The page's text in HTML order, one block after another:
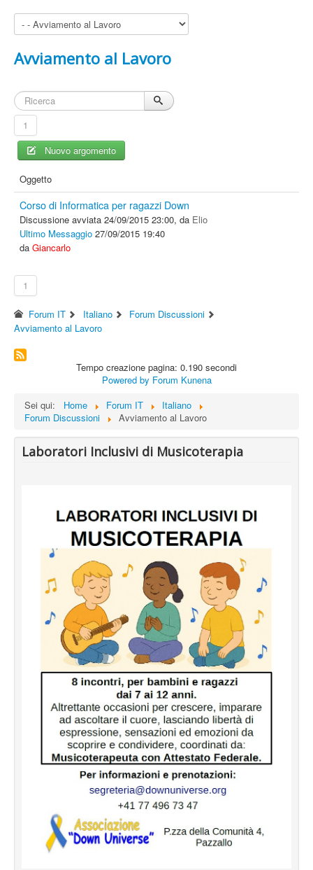
Avviamento al Lavoro
1
Nuovo argomento
Oggetto
Corso di Informatica per ragazzi Down
Discussione avviata 24/09/2015 23:00, da Elio
Ultimo Messaggio 27/09/2015 19:40
da Giancarlo
1
Forum IT Italiano
Forum Discussioni
Avviamento al Lavoro
Tempo creazione pagina: 0.190 secondi
Powered by Forum Kunena
Sei qui:
Home Forum IT
Italiano
Forum Discussioni
Avviamento al Lavoro
Laboratori Inclusivi di Musicoterapia